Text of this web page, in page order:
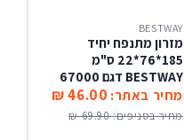
BESTWAY
מזרון מתנפח יחיד
185*76*22 ס"מ
BESTWAY דגם 67000
מחיר באתר: 46.00 ₪
מחיר בסניפים:69.90 ₪